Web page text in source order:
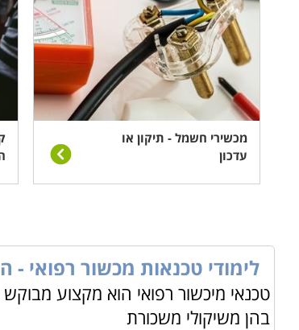
מכשירי חשמל - תיקון או
עדכון
לימודי טכנאות מכשור רפואי -
טכנאי מיכשור רפואי הוא מקצוע
בהן משיקולי משכורת